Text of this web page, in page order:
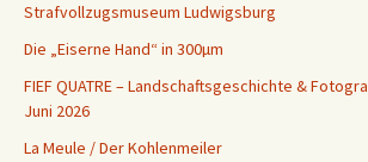
Strafvollzugsmuseum Ludwigsburg
Die „Eiserne Hand“ in 300µm
FIEF QUATRE – Landschaftsgeschichte &
Juni 2026
La Meule / Der Kohlenmeiler